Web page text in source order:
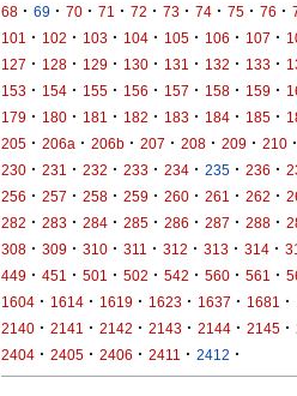
68 · 69 · 70 · 71 · 72 · 73 · 74 · 75 · 76 ·
101
· 102 · 103 · 104 · 105 · 106 · 107 ·
127 · 128 · 129 · 130 · 131 · 132 · 133 ·
153 · 154 · 155 · 156 · 157 · 158 · 159 ·
179 · 180 · 181 · 182 · 183 · 184 · 185 ·
205 · 206a · 206b · 207 · 208 · 209 · 210 ·
230 · 231 · 232 · 233 · 234 · 235 · 236 ·
256 · 257 · 258 · 259 · 260 · 261 · 262 ·
282 · 283 · 284 · 285 · 286 · 287 · 288 ·
308 · 309 · 310 · 311 · 312 · 313 · 314 ·
449 · 451 · 501 · 502 · 542 · 560 · 561 ·
1604 · 1614 · 1619 · 1623 · 1637 · 1681 ·
2140 · 2141 · 2142 · 2143 · 2144 · 2145 ·
2404 · 2405 · 2406 · 2411 · 2412 ·